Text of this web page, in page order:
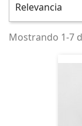
Relevancia
Mostrando 1-7